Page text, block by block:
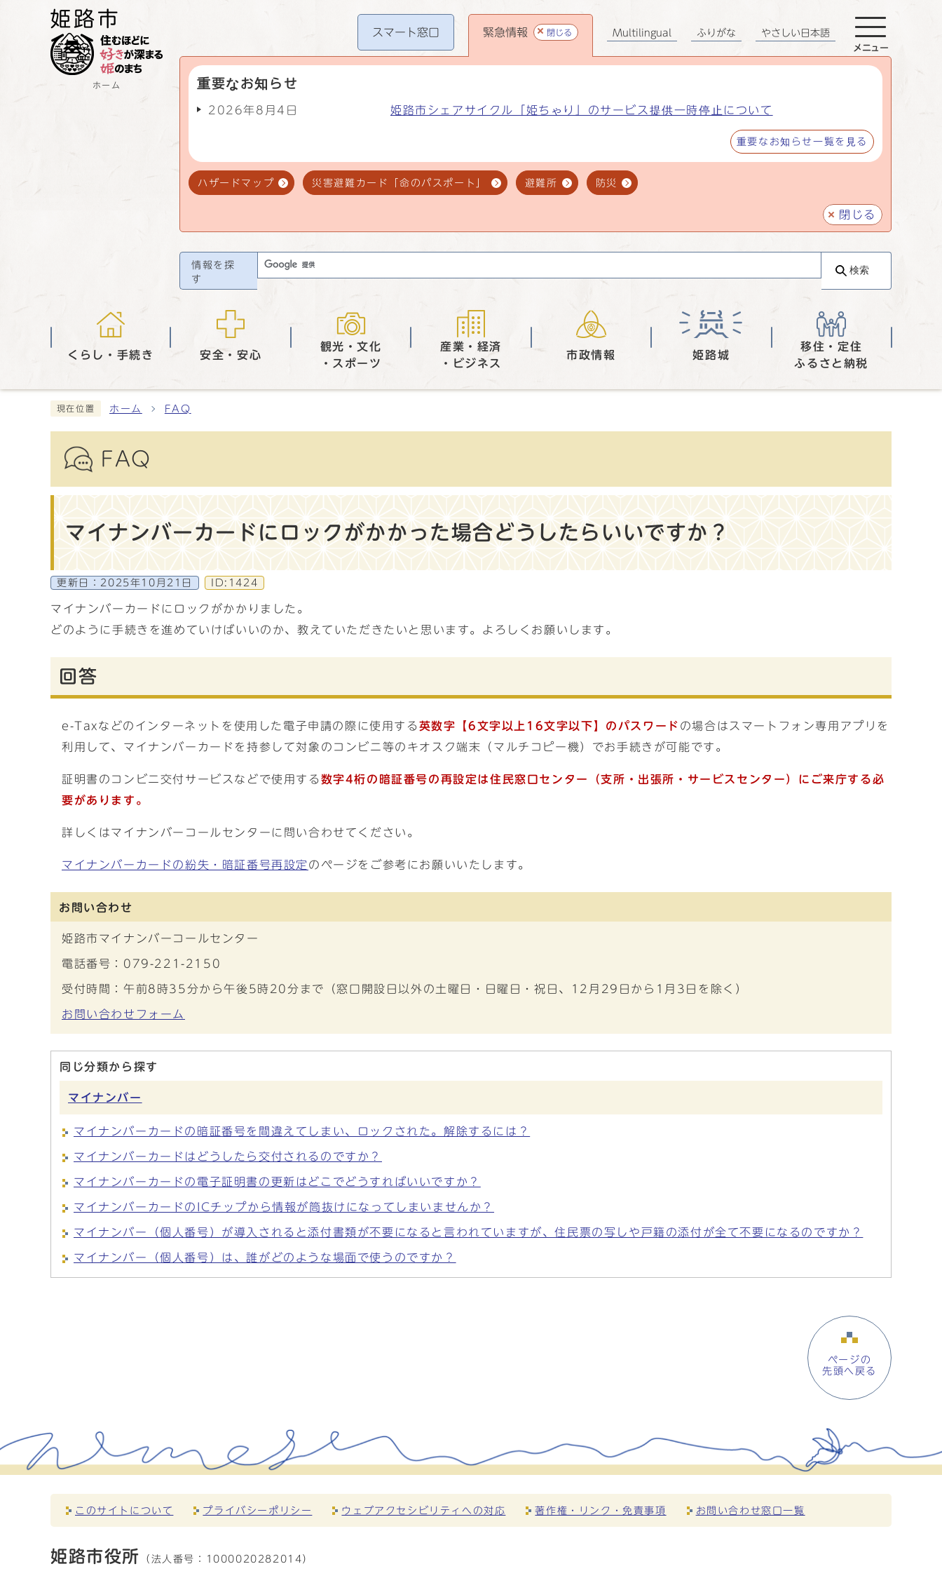
ホーム
スマート窓口 緊急情報 閉じる
重要なお知らせ
2026年8月4日 姫路市シェアサイクル「姫ちゃり」のサービス提供一時停止について
重要なお知らせ一覧を見る
ハザードマップ 災害避難カード「命のパスポート」 避難所 防災
閉じる
Multilingual ふりがな やさしい日本語
メニュー
情報を探
す
検索
くらし・手続き 安全・安心
観光・文化
・スポーツ
産業・経済
・ビジネス
市政情報 姫路城
移住・定住
ふるさと納税
現在位置 ホーム FAQ
FAQ
マイナンバーカードにロックがかかった場合どうしたらいいですか？
更新日： 2025年10月21日 ID:1424
マイナンバーカードにロックがかかりました。
どのように手続きを進めていけばいいのか、教えていただきたいと思います。よろしくお願いします。
回答
e-Taxなどのインターネットを使用した電子申請の際に使用する 英数字【6文字以上16文字以下】のパスワード の場合はスマートフォン専用アプリを
利用して、マイナンバーカードを持参して対象のコンビニ等のキオスク端末（マルチコピー機）でお手続きが可能です。
証明書のコンビニ交付サービスなどで使用する 数字4桁の暗証番号の再設定は住民窓口センター（支所・出張所・サービスセンター） にご来庁する必
要があります。
詳しくはマイナンバーコールセンターに問い合わせてください。
マイナンバーカードの紛失・暗証番号再設定 のページをご参考にお願いいたします。
お問い合わせ
姫路市マイナンバーコールセンター
電話番号：079-221-2150
受付時間：午前8時35分から午後5時20分まで（窓口開設日以外の土曜日・日曜日・祝日、12月29日から1月3日を除く）
お問い合わせフォーム
同じ分類から探す
マイナンバー
マイナンバーカードの暗証番号を間違えてしまい、ロックされた。解除するには？
マイナンバーカードはどうしたら交付されるのですか？
マイナンバーカードの電子証明書の更新はどこでどうすればいいですか？
マイナンバーカードのICチップから情報が筒抜けになってしまいませんか？
マイナンバー（個人番号）が導入されると添付書類が不要になると言われていますが、住民票の写しや戸籍の添付が全て不要になるのですか？
マイナンバー（個人番号）は、誰がどのような場面で使うのですか？
ページの
先頭へ戻る
このサイトについて プライバシーポリシー ウェブアクセシビリティへの対応 著作権・リンク・免責事項 お問い合わせ窓口一覧
姫路市役所 （法人番号： 1000020282014）